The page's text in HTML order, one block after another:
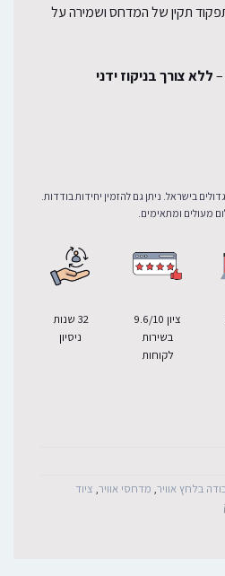
תקין של המדחס ושמירה על
ללא צורך בניקוז ידני
בישראל. ניתן גם להזמין יחידות בודדות.
מעולים ומתאימים.
ציון 9.6/10
בשירות
לקוחות
32 שנות
ניסיון
בלחץ אוויר, מדחסי אוויר, ציוד